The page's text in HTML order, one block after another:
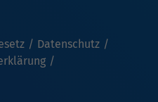
Datenschutz